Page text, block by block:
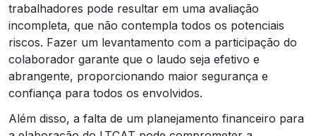
trabalhadores pode resultar em uma avaliação
incompleta, que não contempla todos os potenciais
riscos. Fazer um levantamento com a participação do
colaborador garante que o laudo seja efetivo e
abrangente, proporcionando maior segurança e
confiança para todos os envolvidos.
Além disso, a falta de um planejamento financeiro para